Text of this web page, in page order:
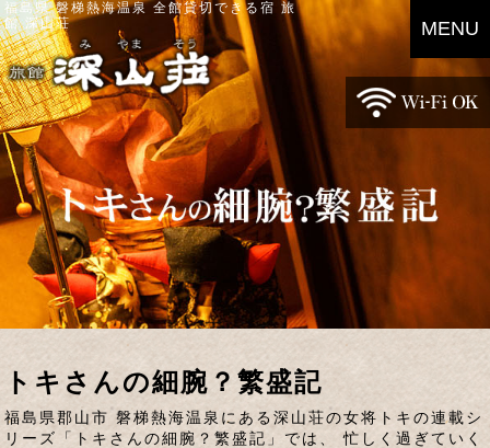
福島県 磐梯熱海温泉 全館貸切できる宿 旅
館 深山荘
トキさんの細腕？繁盛記
福島県郡山市 磐梯熱海温泉にある深山荘の女将トキの連載シ
リーズ「トキさんの細腕？繁盛記」では、 忙しく過ぎていく
MENU